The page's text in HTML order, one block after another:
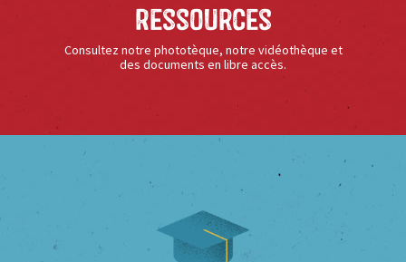
Ressources
Consultez notre phototèque, notre vidéothèque et
des documents en libre accès.